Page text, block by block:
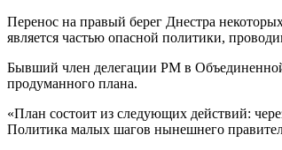
Перенос на правый берег Днестра
является частью опасной политики,
Бывший член делегации РМ в
продуманного плана.
«План состоит из следующих действий:
Политика малых шагов нынешнего